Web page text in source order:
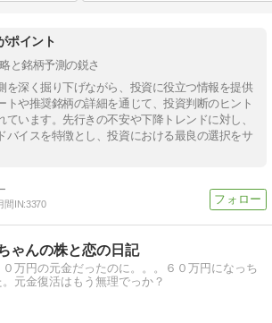
ポイント
と銘柄予測の鋭さ
を深く掘り下げながら、投資に役立つ情報を提供
トや推奨銘柄の詳細を通じて、投資判断のヒント
ています。先行きの不安や下降トレンドに対し、
バイスを特徴とし、投資における最良の選択をサ
間IN:3370
ゃんの株と恋の日記
０万円の元金だったのに。。。６０万円になっち
。元金復活はもう無理でっか？